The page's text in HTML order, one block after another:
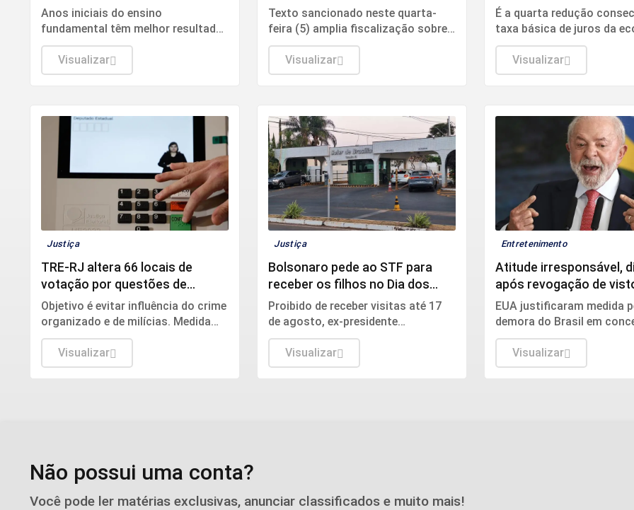
Anos iniciais do ensino
fundamental têm melhor resultado
e indicador supera meta
Visualizar
que muda
Texto sancionado neste quarta-
feira (5) amplia fiscalização sobre
pagamento do frete.
Visualizar
É a quarta redução
taxa básica de juros da
Visualizar
Justiça
TRE-RJ altera 66 locais de
votação por questões de
segurança
Objetivo é evitar influência do crime
organizado e de milícias. Medida
alcança cerca de 188 mil eleitores
de 20 das 92 cidades fluminenses.
Visualizar
Justiça
Bolsonaro pede ao STF para
receber os filhos no Dia dos
Pais
Proibido de receber visitas até 17
de agosto, ex-presidente
argumenta que encontro terá
caráter humanitário.
Visualizar
Entretenimento
Atitude irresponsável,
após revogação de
embaixadora
EUA justificaram medida
demora do Brasil em
aprovação ao indicado de
para assumir embaixada
Visualizar
Não possui uma conta?
Você pode ler matérias exclusivas, anunciar classificados e muito mais!